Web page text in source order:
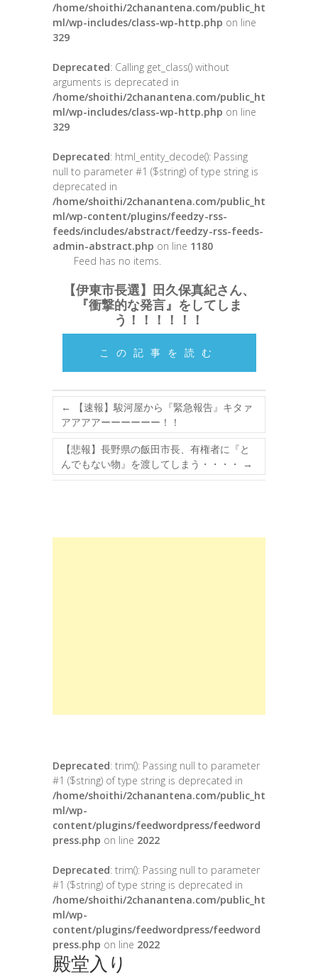
/home/shoithi/2chanantena.com/public_ht
ml/wp-includes/class-wp-http.php on line
329
Deprecated: Calling get_class() without
arguments is deprecated in
/home/shoithi/2chanantena.com/public_ht
ml/wp-includes/class-wp-http.php on line
329
Deprecated: html_entity_decode(): Passing
null to parameter #1 ($string) of type string is
deprecated in
/home/shoithi/2chanantena.com/public_ht
ml/wp-content/plugins/feedzy-rss-
feeds/includes/abstract/feedzy-rss-feeds-
admin-abstract.php on line 1180
Feed has no items.
【伊東市長選】田久保真紀さん、
『衝撃的な発言』をしてしま
う！！！！！！
この記事を読む
←
【速報】駿河屋から『緊急報告』キタァ
アアアアーーーーーー！！
【悲報】長野県の飯田市長、有権者に『と
んでもない物』を渡してしまう・・・・
→
Deprecated: trim(): Passing null to parameter
#1 ($string) of type string is deprecated in
/home/shoithi/2chanantena.com/public_ht
ml/wp-
content/plugins/feedwordpress/feedword
press.php on line 2022
Deprecated: trim(): Passing null to parameter
#1 ($string) of type string is deprecated in
/home/shoithi/2chanantena.com/public_ht
ml/wp-
content/plugins/feedwordpress/feedword
press.php on line 2022
殿堂入り